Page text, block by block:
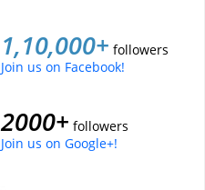
1,10,000+ followers
Join us on Facebook!
2000+ followers
Join us on Google+!